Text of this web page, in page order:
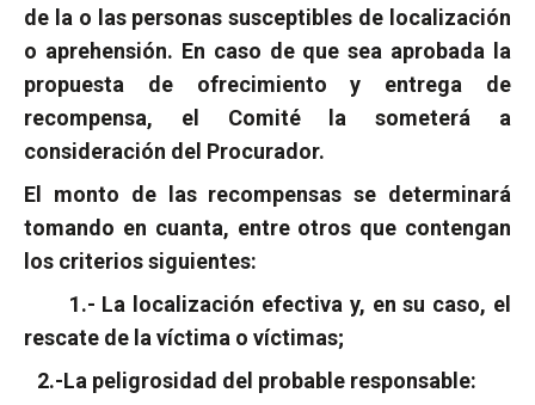
de la o las personas susceptibles de localización
o aprehensión. En caso de que sea aprobada la
propuesta de ofrecimiento y entrega de
recompensa, el Comité la someterá a
consideración del Procurador.
El monto de las recompensas se determinará
tomando en cuanta, entre otros que contengan
los criterios siguientes:
1.- La localización efectiva y, en su caso, el
rescate de la víctima o víctimas;
2.-La peligrosidad del probable responsable: